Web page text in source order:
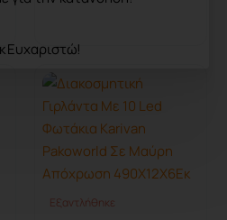
Ευχαριστώ!
Εξαντλήθηκε